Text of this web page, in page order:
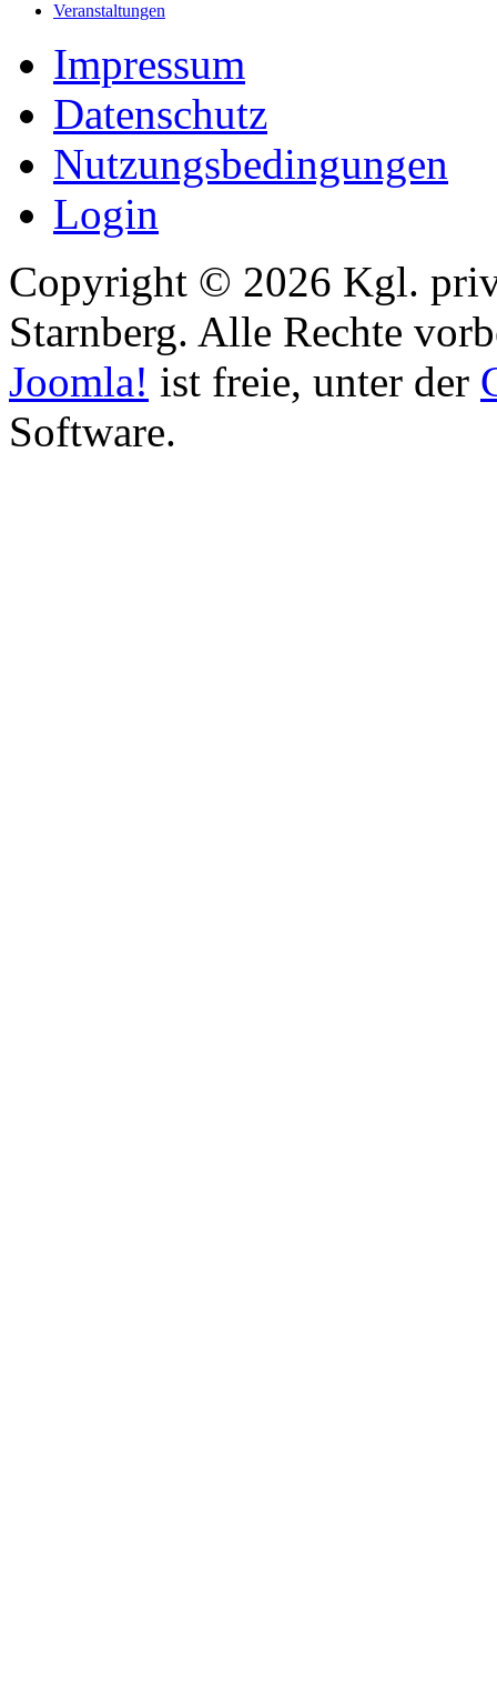
Veranstaltungen
Impressum
Datenschutz
Nutzungsbedingungen
Login
Copyright © 2026 Kgl.
Starnberg. Alle Rechte
Joomla! ist freie, unter der
Software.